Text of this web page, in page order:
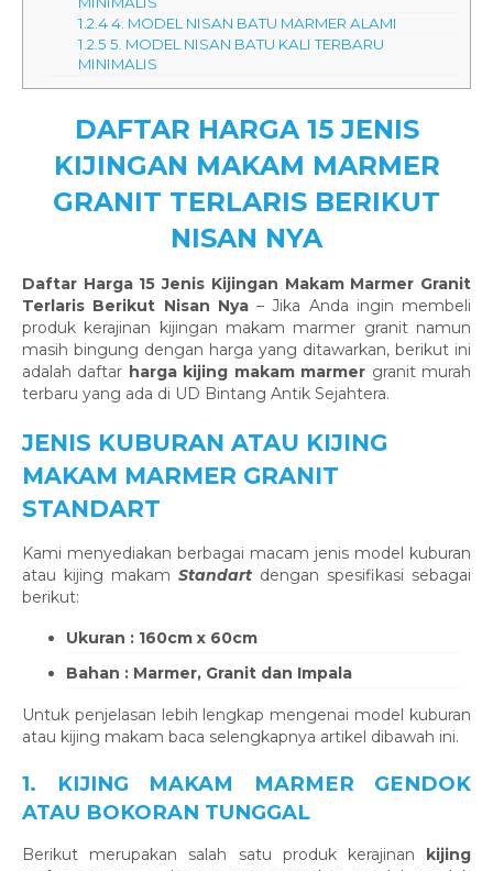
1.2.44. MODEL NISAN BATU MARMER ALAMI
1.2.5 5. MODEL NISAN BATU KALI TERBARU
MINIMALIS
DAFTAR HARGA 15 JENIS
KIJINGAN MAKAM MARMER
GRANIT TERLARIS BERIKUT
NISAN NYA
Daftar Harga 15 Jenis Kijingan Makam Marmer Granit
Terlaris Berikut Nisan Nya– Jika Anda ingin membeli
produk kerajinan kijingan makam marmer granit namun
masih bingung dengan harga yang ditawarkan, berikut ini
adalah daftar harga kijing makam marmer granit murah
terbaru yang ada di UD Bintang Antik Sejahtera.
JENIS KUBURAN ATAU KIJING
MAKAM MARMER GRANIT
STANDART
Kami menyediakan berbagai macam jenis model kuburan
atau kijing makam Standart dengan spesifikasi sebagai
berikut:
Ukuran : 160cm x 60cm
Bahan : Marmer, Granit dan Impala
Untuk penjelasan lebih lengkap mengenai model kuburan
atau kijing makam baca selengkapnya artikel dibawah ini.
1. KIJING MAKAM MARMER GENDOK
ATAU BOKORAN TUNGGAL
Berikut merupakan salah satu produk kerajinan kijing